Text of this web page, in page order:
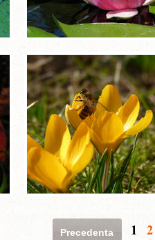
Precedenta 1 2